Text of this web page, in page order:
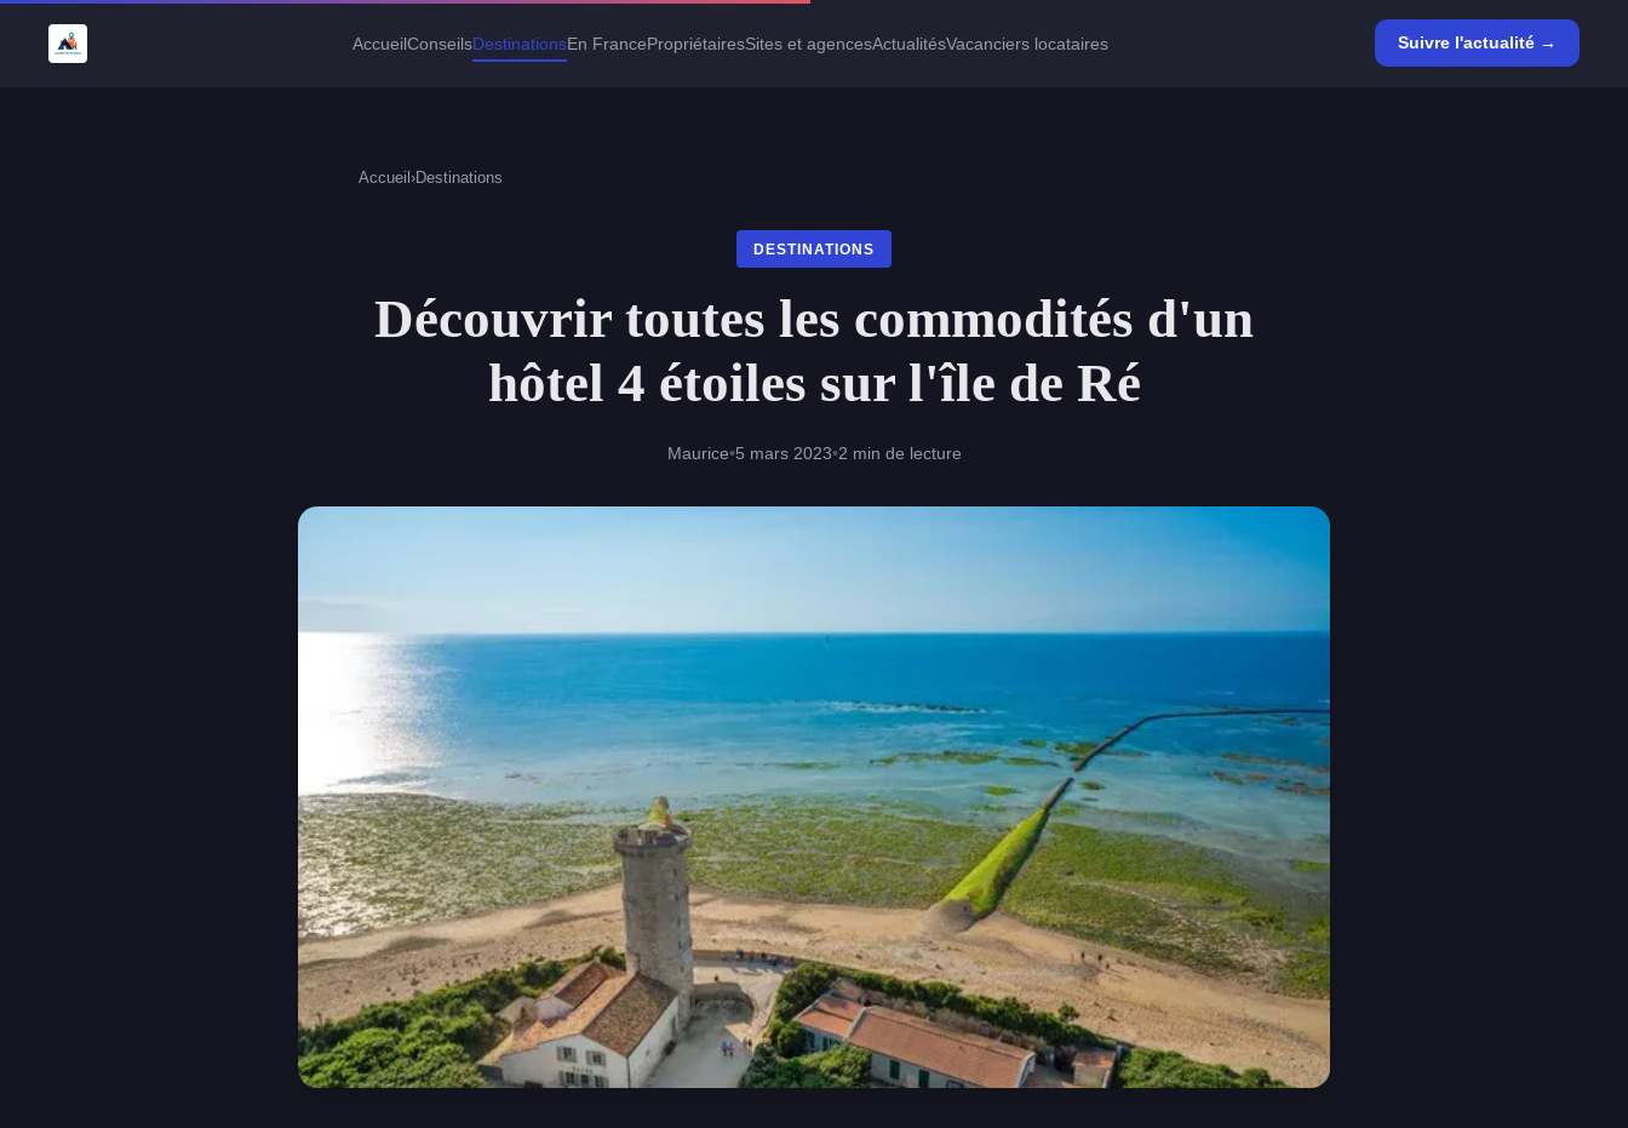
AccueilConseilsDestinationsEn FrancePropriétairesSites et agencesActualitésVacanciers locataires Suivre l'actualité →
Accueil ›Destinations
DESTINATIONS
Découvrir toutes les commodités d'un
hôtel 4 étoiles sur l'île de Ré
Maurice•5 mars 2023•2 min de lecture